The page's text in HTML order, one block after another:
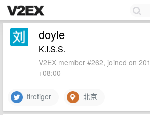
doyle
K.I.S.S.
V2EX member #262, joined on
+08:00
firetiger 北京